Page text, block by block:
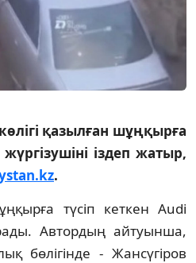
қазылған шұңқырға
іздеп жатыр,
.
түсіп кеткен Audi
Автордың айтуынша,
бөлігінде - Жансүгіров